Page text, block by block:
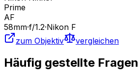
Prime
AF
58mm·f/1.2·Nikon F
zum Objektiv
vergleichen
Häufig gestellte Fragen